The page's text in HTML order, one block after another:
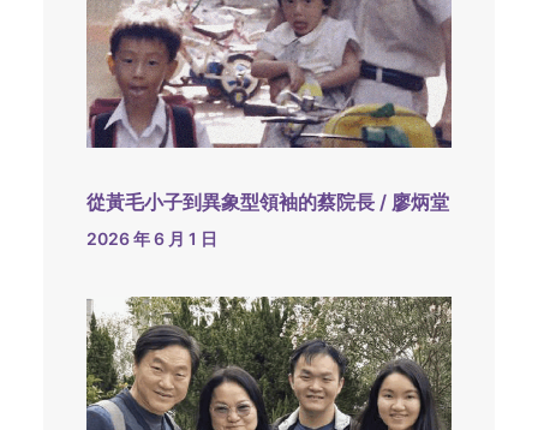
從黃毛小子到異象型領袖的蔡院長 / 廖炳堂
2026 年 6 月 1 日